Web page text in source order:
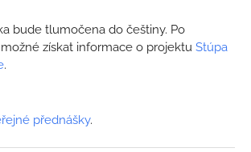
bude tlumočena do češtiny. Po
získat informace o projektu Stúpa
.
přednášky.